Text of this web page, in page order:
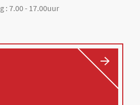
: 7.00 - 17.00uur
→